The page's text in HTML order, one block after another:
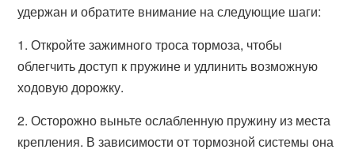
удержан и обратите внимание на следующие шаги:
1. Откройте зажимного троса тормоза, чтобы
облегчить доступ к пружине и удлинить возможную
ходовую дорожку.
2. Осторожно выньте ослабленную пружину из места
крепления. В зависимости от тормозной системы она